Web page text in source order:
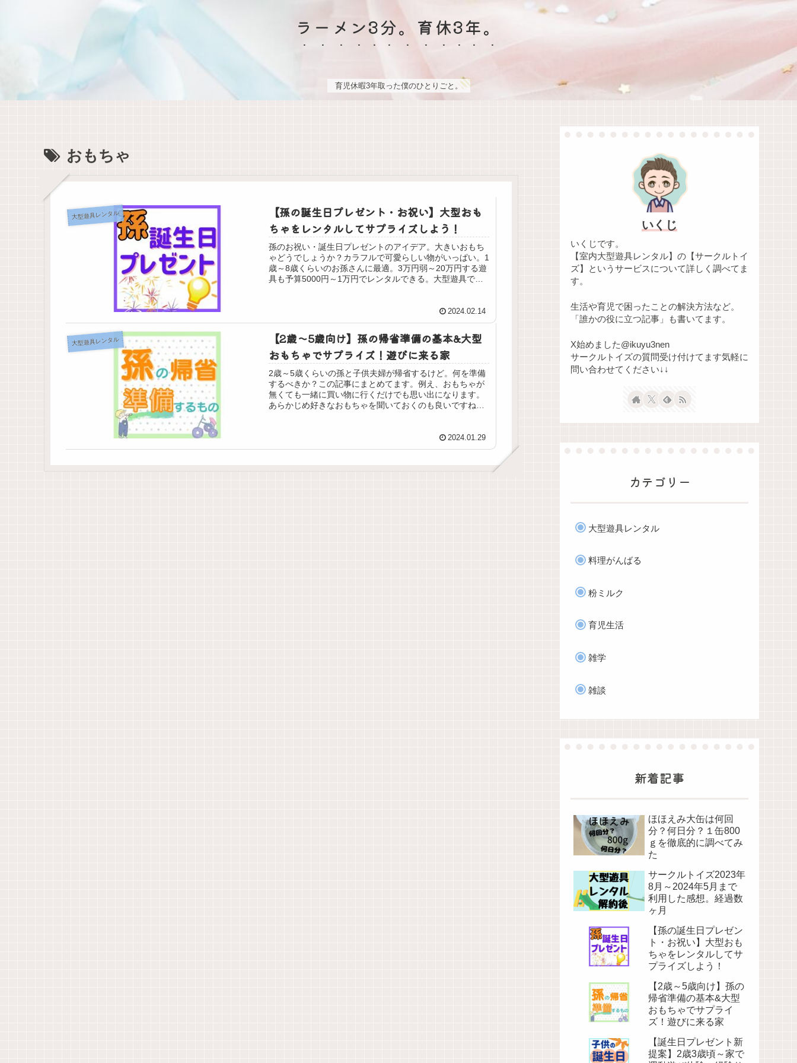
ラーメン3分。育休3年。
育児休暇3年取った僕のひとりごと。
おもちゃ
大型遊具レンタル
【孫の誕生日プレゼント・お祝い】大型おも
ちゃをレンタルしてサプライズしよう！
孫のお祝い・誕生日プレゼントのアイデア。大きいおもち
ゃどうでしょうか？カラフルで可愛らしい物がいっぱい。1
歳～8歳くらいのお孫さんに最適。3万円弱～20万円する遊
具も予算5000円～1万円でレンタルできる。大型遊具でサ
2024.02.14
大型遊具レンタル
【2歳～5歳向け】孫の帰省準備の基本&大型
おもちゃでサプライズ！遊びに来る家
2歳～5歳くらいの孫と子供夫婦が帰省するけど。何を準備
するべきか？この記事にまとめてます。例え、おもちゃが
無くても一緒に買い物に行くだけでも思い出になります。
あらかじめ好きなおもちゃを聞いておくのも良いですね。
2024.01.29
いくじ
いくじです。
【室内大型遊具レンタル】の【サークルトイ
ズ】というサービスについて詳しく調べてま
す。
生活や育児で困ったことの解決方法など。
「誰かの役に立つ記事」も書いてます。
X始めました@ikuyu3nen
サークルトイズの質問受け付けてます気軽に
問い合わせてください↓↓
カテゴリー
大型遊具レンタル
料理がんばる
粉ミルク
育児生活
雑学
雑談
新着記事
ほほえみ大缶は何回
分？何日分？１缶800
ｇを徹底的に調べてみ
た
サークルトイズ2023年
8月～2024年5月まで
利用した感想。経過数
ヶ月
【孫の誕生日プレゼン
ト・お祝い】大型おも
ちゃをレンタルしてサ
プライズしよう！
【2歳～5歳向け】孫の
帰省準備の基本&大型
おもちゃでサプライ
ズ！遊びに来る家
【誕生日プレゼント新
提案】2歳3歳頃～家で